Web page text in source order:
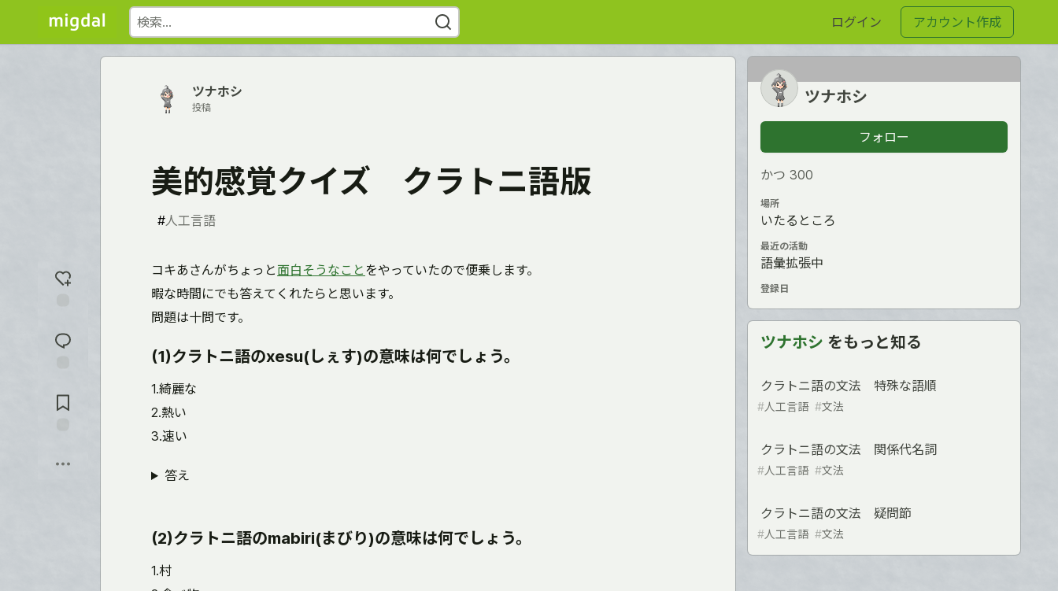
ログイン アカウント作成
応
を
メ
ン
ぶ
存
ツナホシ
投稿
美的感覚クイズ クラトニ語版
#人工言語
コキあさんがちょっと 面白そうなこと をやっていたので便乗します。
暇な時間にでも答えてくれたらと思います。
問題は十問です。
(1)クラトニ語のxesu(しぇす)の意味は何でしょう。
1.綺麗な
2.熱い
3.速い
答え
(2)クラトニ語のmabiri(まびり)の意味は何でしょう。
1.村
ツナホシ
フォロー
かつ З00
場所
いたるところ
最近の活動
語彙拡張中
登録日
ツナホシ をもっと知る
クラトニ語の文法 特殊な語順
#人工言語 #文法
クラトニ語の文法 関係代名詞
#人工言語 #文法
クラトニ語の文法 疑問節
#人工言語 #文法